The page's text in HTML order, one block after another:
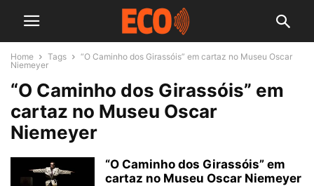
Home Tags
“O Caminho dos Girassóis” em cartaz no Museu Oscar
Niemeyer
“O Caminho dos Girassóis” em
cartaz no Museu Oscar
Niemeyer
“O Caminho dos Girassóis” em
cartaz no Museu Oscar Niemeyer